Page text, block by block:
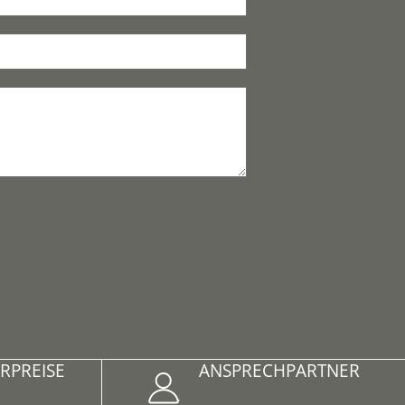
ANSPRECH­PARTNER